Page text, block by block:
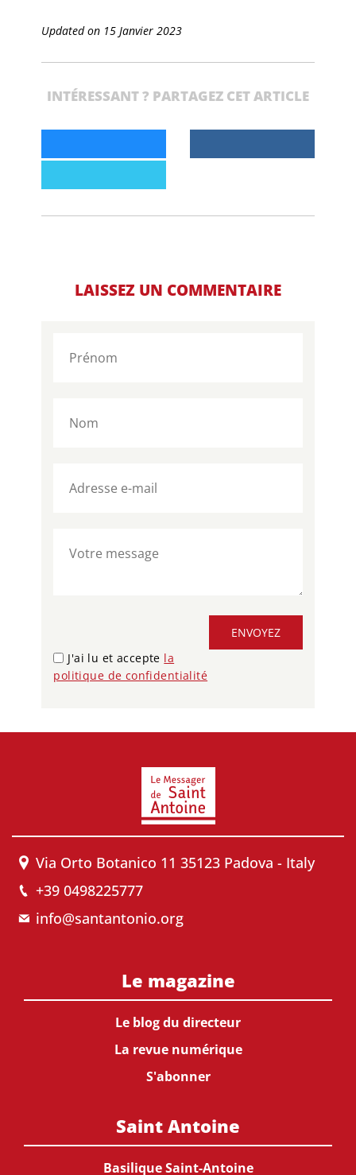
Updated on 15 Janvier 2023
INTÉRESSANT ? PARTAGEZ CET ARTICLE
LAISSEZ UN COMMENTAIRE
ENVOYEZ
J'ai lu et accepte la
politique de confidentialité
Via Orto Botanico 11 35123 Padova - Italy
+39 0498225777
info@santantonio.org
Le magazine
Le blog du directeur
La revue numérique
S'abonner
Saint Antoine
Basilique Saint-Antoine